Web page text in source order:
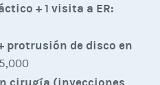
+ 1 visita a ER:
protrusión de disco en